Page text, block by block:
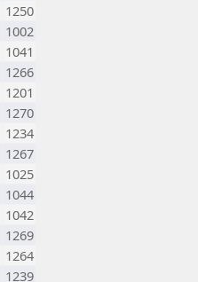
1250
1002
1041
1266
1201
1270
1234
1267
1025
1044
1042
1269
1264
1239